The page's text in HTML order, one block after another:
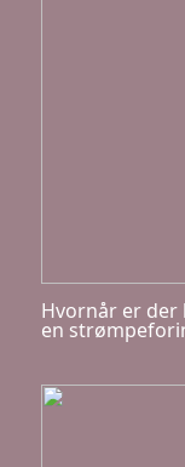
Hvornår er
en